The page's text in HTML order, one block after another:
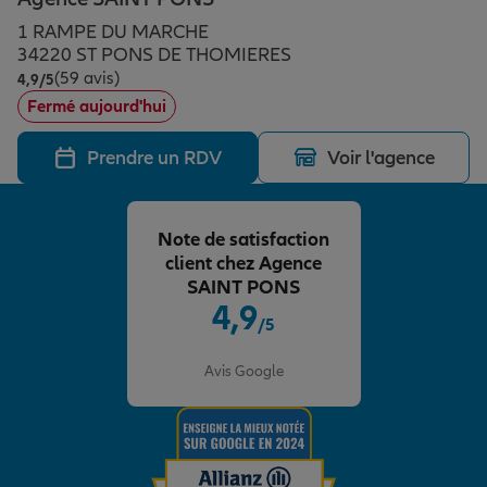
Assurance emprunteur
Prévoyance et dépendance
Assurance animal de compagnie
Protection de la famille
Protection juridique
Épargne & retraite
Plan épargne retraite
Assurance vie
Placements financiers
Investissements immobiliers
Transmission
Vos projets
Partir en vacances
Départ à la retraite
Préparer l’avenir
Conseil assurance
Assurance habitation
Le Pack Famille
Allianz en France
1 RAMPE DU MARCHE
34220 ST PONS DE THOMIERES
4,9/5Note de 4.9 sur 5
(59 avis)
Fermé aujourd'hui
Prendre un RDV Voir l'agence
4,9/5
Avis Google
Note de satisfaction
client chez Agence
SAINT PONS